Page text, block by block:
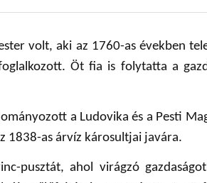
volt, aki az 1760-as években
Öt fia is folytatta a
a Ludovika és a Pesti
1838-as árvíz károsultjai javára.
pusztát, ahol virágzó